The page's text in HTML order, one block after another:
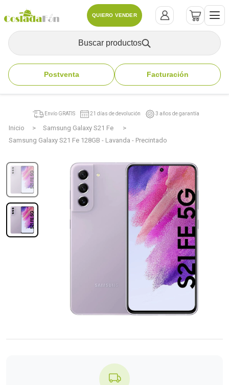
QUIERO VENDER
Buscar productos
Postventa Facturación
Inicio
Samsung Galaxy S21 Fe
Samsung Galaxy S21 Fe 128GB - Lavanda - Precintado
Envío GRATIS 21 días de devolución 3 años de garantía